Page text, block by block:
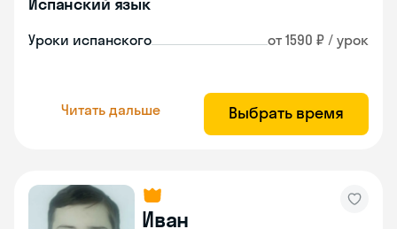
Уроки испанского от 1590 ₽ / урок
Читать дальше Выбрать время
Иван